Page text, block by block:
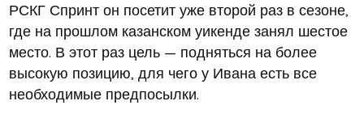
РСКГ Спринт он посетит уже второй раз в сезоне,
где на прошлом казанском уикенде занял шестое
место. В этот раз цель — подняться на более
высокую позицию, для чего у Ивана есть все
необходимые предпосылки.